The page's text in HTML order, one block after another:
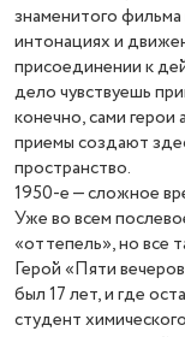
знаменитого
интонациях и
присоединении к
дело чувствуешь
конечно, сами
приемы создают
пространство.
1950-е — сложное
Уже во всем
«оттепель», но все
Герой «Пяти
был 17 лет, и где
студент